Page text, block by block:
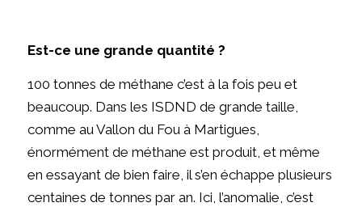
Est-ce une grande quantité ?
100 tonnes de méthane c’est à la fois peu et
beaucoup. Dans les ISDND de grande taille,
comme au Vallon du Fou à Martigues,
énormément de méthane est produit, et même
en essayant de bien faire, il s’en échappe plusieurs
centaines de tonnes par an. Ici, l’anomalie, c’est